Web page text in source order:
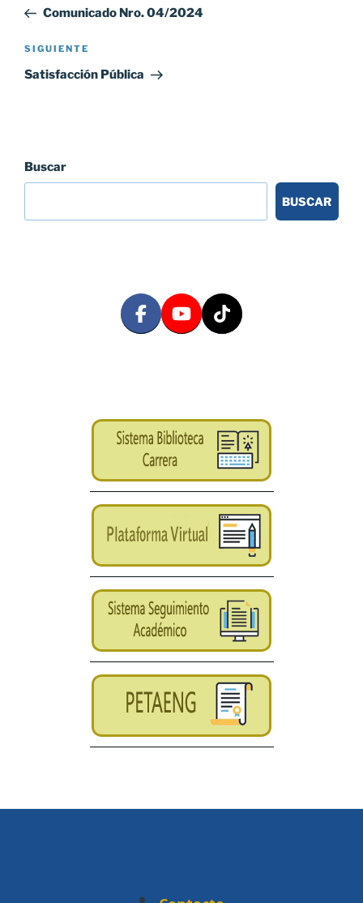
entradas
anterior:
Comunicado Nro. 04/2024
Siguiente
entrada
SIGUIENTE
Satisfacción Pública
Buscar
BUSCAR